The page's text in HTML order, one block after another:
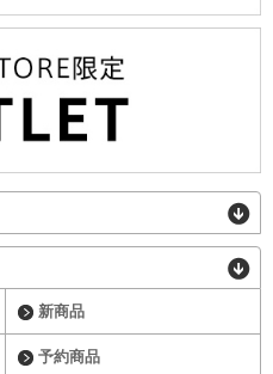
新商品
予約商品